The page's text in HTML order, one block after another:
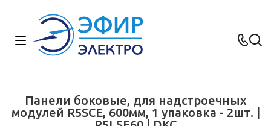
Панели боковые, для надстроечных
модулей R5SCE, 600мм, 1 упаковка - 2шт. |